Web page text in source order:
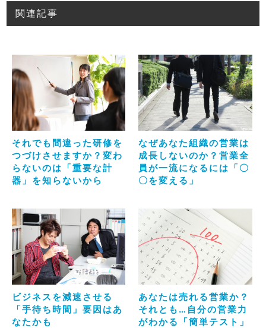
関連記事
それでも間違った研修を
つづけさせますか？変わ
らないのは「重要な計
器」を知らないから
なぜあなた組織の営業は
成長しないのか？営業全
員が一流になるには「〇
〇を変える」
ビジネスを減速させる
「手待ち時間」要因はあ
なたかも
あなたは売れる営業か？
それとも…自分の営業力
がわかる「簡単テスト」